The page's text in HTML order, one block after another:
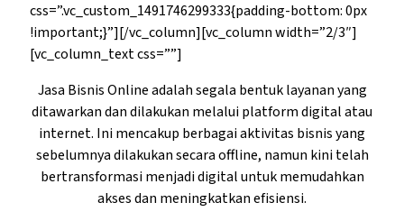
css=”.vc_custom_1491746299333{padding-bottom: 0px
!important;}”][/vc_column][vc_column width=”2/3″]
[vc_column_text css=””]
Jasa Bisnis Online adalah segala bentuk layanan yang
ditawarkan dan dilakukan melalui platform digital atau
internet. Ini mencakup berbagai aktivitas bisnis yang
sebelumnya dilakukan secara offline, namun kini telah
bertransformasi menjadi digital untuk memudahkan
akses dan meningkatkan efisiensi.